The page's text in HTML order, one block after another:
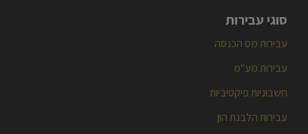
סוגי עבירות
עבירות מס הכנסה
עבירות מע"מ
חשבוניות פיקטיביות
עבירות הלבנת הון